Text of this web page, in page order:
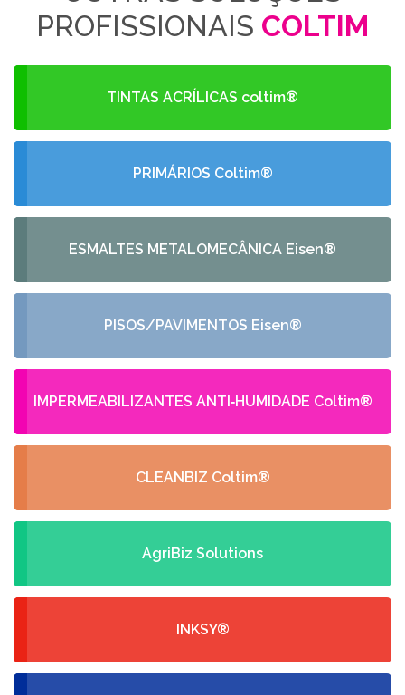
PROFISSIONAIS COLTIM
TINTAS ACRÍLICAS coltim®
PRIMÁRIOS Coltim®
ESMALTES METALOMECÂNICA Eisen®
PISOS/PAVIMENTOS Eisen®
IMPERMEABILIZANTES ANTI‑HUMIDADE Coltim®
CLEANBIZ Coltim®
AgriBiz Solutions
INKSY®